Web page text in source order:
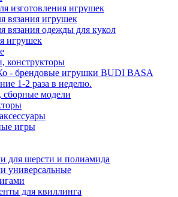
изготовления игрушек
вязания игрушек
вязания одежды для кукол
игрушек
конструкторы
- брендовые игрушки BUDI BASA
1-2 раза в неделю.
модели
игры
для шерсти и полиамида
универсальные
для квиллинга